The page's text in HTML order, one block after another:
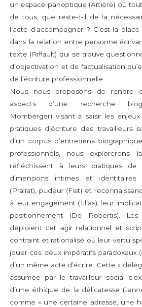
un espace panoptique (Artière) où
de tous, que reste-t-il de la
l’acte d’accompagner ? C’est la
dans la relation entre personne
texte (Riffault) qui se trouve
d’objectivation et de factualisation
de l’écriture professionnelle.
Nous nous proposons de rendre
aspects d’une recherche
Momberger) visant à saisir les
pratiques d’écriture des travailleurs
d’un corpus d’entretiens
professionnels, nous explorerons
réfléchissent à leurs pratiques de
dimensions intimes et
(Prairat), pudeur (Fiat) et
à leur engagement (Elias), leur
positionnement (De Robertis). Les
déploient cet agir relationnel et
contraint et rationalisé où leur vertu
jouer ces deux impératifs paradoxaux
d’un même acte d’écrire. Cette «
assumée par le travailleur social
d’une éthique de la délicatesse
comme « une certaine adresse, une